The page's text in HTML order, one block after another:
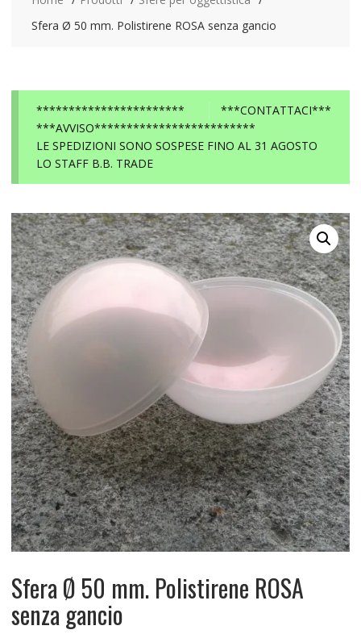
Sfera Ø 50 mm. Polistirene ROSA senza gancio
***CONTATTACI***
***********************
***AVVISO*************************
LE SPEDIZIONI SONO SOSPESE FINO AL 31 AGOSTO
LO STAFF B.B. TRADE
Sfera Ø 50 mm. Polistirene ROSA
senza gancio